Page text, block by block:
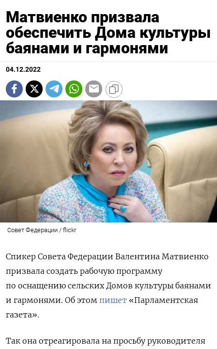
Матвиенко призвала
обеспечить Дома культуры
баянами и гармонями
04.12.2022
Совет Федерации / flickr
Спикер Совета Федерации Валентина Матвиенко
призвала создать рабочую программу
по оснащению сельских Домов культуры баянами
и гармонями. Об этом пишет «Парламентская
газета».
Так она отреагировала на просьбу руководителя